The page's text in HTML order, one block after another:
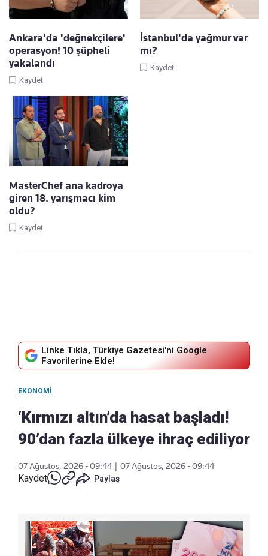
Ankara'da 'değnekçilere'
operasyon! 10 şüpheli
yakalandı
Kaydet
İstanbul'da yağmur var
mı?
Kaydet
MasterChef ana kadroya
giren 18. yarışmacı kim
oldu?
Kaydet
Linke Tıkla, Türkiye Gazetesi'ni Google
Favorilerine Ekle!
EKONOMI
‘Kırmızı altın’da hasat başladı!
90’dan fazla ülkeye ihraç ediliyor
07 Ağustos, 2026 - 09:44 07 Ağustos, 2026 - 09:44
Kaydet Paylaş